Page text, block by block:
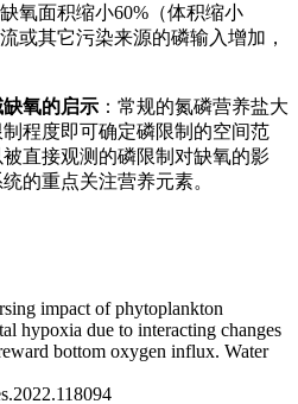
氧面积缩小60%（体积缩小
或其它污染来源的磷输入增加，
氧的启示 ：常规的氮磷营养盐大
程度即可确定磷限制的空间范
直接观测的磷限制对缺氧的影
的重点关注营养元素。
impact of phytoplankton
hypoxia due to interacting changes
bottom oxygen influx. Water